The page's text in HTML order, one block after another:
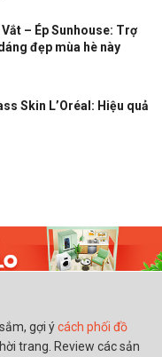
Vắt – Ép Sunhouse: Trợ
đẹp mùa hè này
Skin L’Oréal: Hiệu quả
gợi ýcách phối đồ
trang. Review các sản